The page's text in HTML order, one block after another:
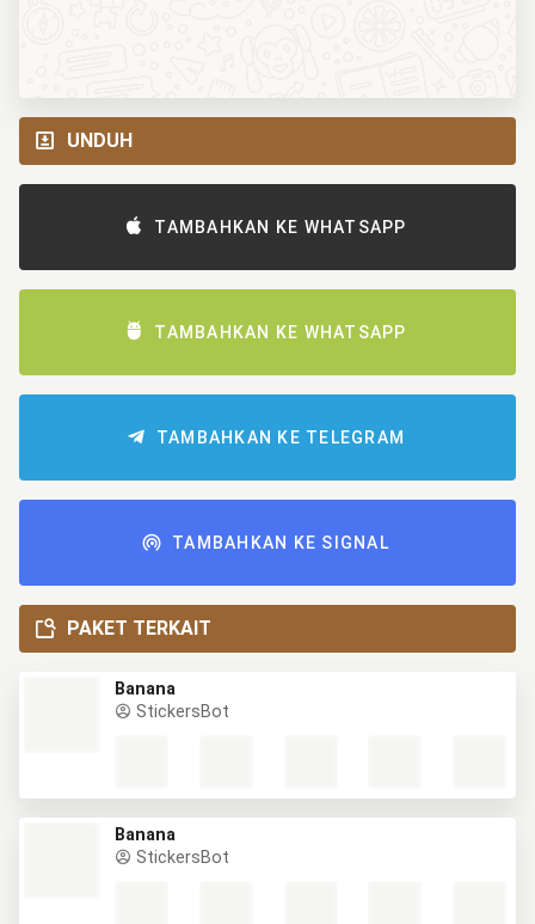
UNDUH
TAMBAHKAN KE WHATSAPP
TAMBAHKAN KE WHATSAPP
TAMBAHKAN KE TELEGRAM
TAMBAHKAN KE SIGNAL
PAKET TERKAIT
Banana
StickersBot
Banana
StickersBot